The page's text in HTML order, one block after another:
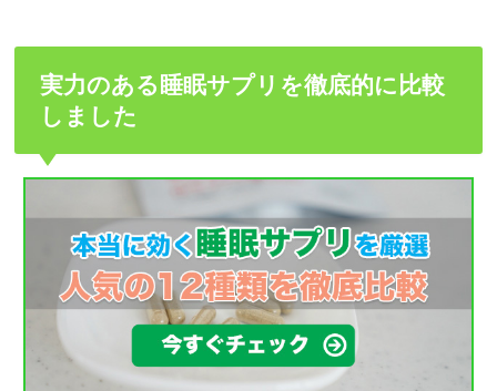
実力のある睡眠サプリを徹底的に比較
しました